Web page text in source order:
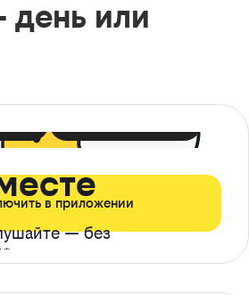
день или
— без
в приложении